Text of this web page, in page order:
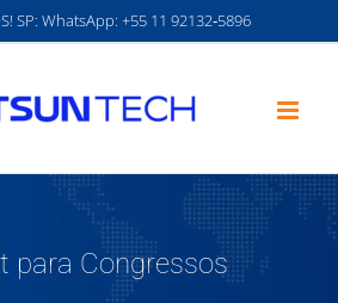
SP: WhatsApp: ‪+55 11 92132‑5896‬
para Congressos